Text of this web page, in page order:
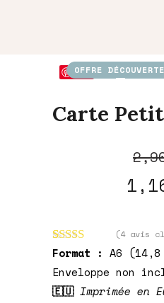
OFFRE DÉCOUVERTE
Save
Carte
Noté5.00
sur
4
notations
client
(4avis
Format : A6
Enveloppe non
🇪🇺 Imprimée en